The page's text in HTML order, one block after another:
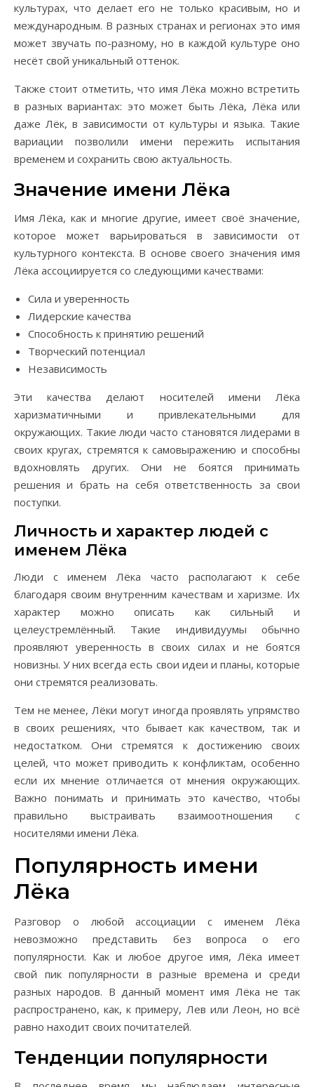
культурах, что делает его не только красивым, но и
международным. В разных странах и регионах это имя
может звучать по-разному, но в каждой культуре оно
несёт свой уникальный оттенок.
Также стоит отметить, что имя Лёка можно встретить
в разных вариантах: это может быть Лёка, Лёка или
даже Лёк, в зависимости от культуры и языка. Такие
вариации позволили имени пережить испытания
временем и сохранить свою актуальность.
Значение имени Лёка
Имя Лёка, как и многие другие, имеет своё значение,
которое может варьироваться в зависимости от
культурного контекста. В основе своего значения имя
Лёка ассоциируется со следующими качествами:
Сила и уверенность
Лидерские качества
Способность к принятию решений
Творческий потенциал
Независимость
Эти качества делают носителей имени Лёка
харизматичными и привлекательными для
окружающих. Такие люди часто становятся лидерами в
своих кругах, стремятся к самовыражению и способны
вдохновлять других. Они не боятся принимать
решения и брать на себя ответственность за свои
поступки.
Личность и характер людей с
именем Лёка
Люди с именем Лёка часто располагают к себе
благодаря своим внутренним качествам и харизме. Их
характер можно описать как сильный и
целеустремлённый. Такие индивидуумы обычно
проявляют уверенность в своих силах и не боятся
новизны. У них всегда есть свои идеи и планы, которые
они стремятся реализовать.
Тем не менее, Лёки могут иногда проявлять упрямство
в своих решениях, что бывает как качеством, так и
недостатком. Они стремятся к достижению своих
целей, что может приводить к конфликтам, особенно
если их мнение отличается от мнения окружающих.
Важно понимать и принимать это качество, чтобы
правильно выстраивать взаимоотношения с
носителями имени Лёка.
Популярность имени
Лёка
Разговор о любой ассоциации с именем Лёка
невозможно представить без вопроса о его
популярности. Как и любое другое имя, Лёка имеет
свой пик популярности в разные времена и среди
разных народов. В данный момент имя Лёка не так
распространено, как, к примеру, Лев или Леон, но всё
равно находит своих почитателей.
Тенденции популярности